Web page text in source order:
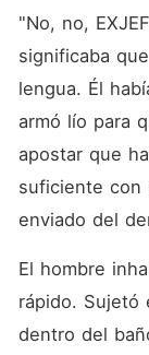
"No, no,
significaba
lengua. Él
armó lío para
apostar que
suficiente con
enviado del
El hombre
rápido. Sujetó
dentro del